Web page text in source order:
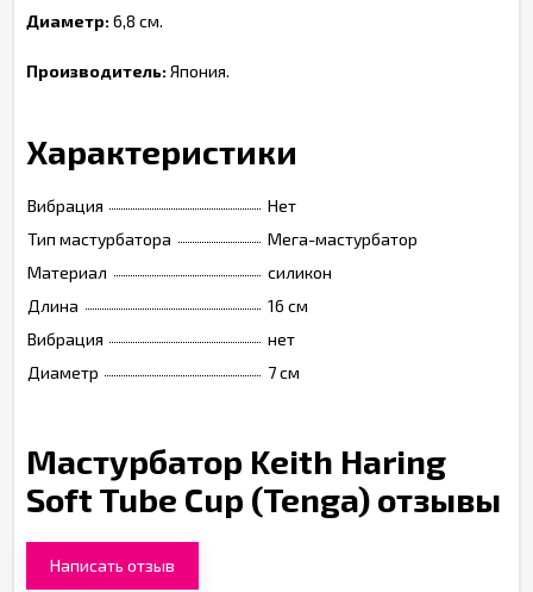
Диаметр:6,8 см.
Производитель:Япония.
Характеристики
Вибрация
Нет
Тип мастурбатора
Мега-мастурбатор
Материал
силикон
Длина
16 см
Вибрация
нет
Диаметр
7 см
Мастурбатор Keith Haring
Soft Tube Cup (Tenga) отзывы
Написать отзыв